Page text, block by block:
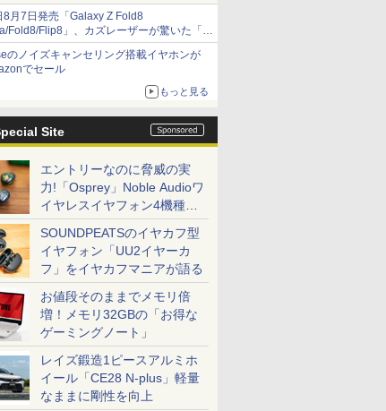
8月7日発売「Galaxy Z Fold8
Fold8/Flip8」、カズレーザーが驚いた「そ
のメニュー並みの薄さ」
のノイズキャンセリング搭載イヤホンが
でセール
もっと見る
Site
エントリーなのに脅威の実
力!「Osprey」Noble Audioワ
イヤレスイヤフォン4機種を
一気に聴く
SOUNDPEATSのイヤカフ型
イヤフォン「UU2イヤーカ
フ」をイヤカフマニアが語る
お値段そのままでメモリ倍
増！メモリ32GBの「お得な
ゲーミングノート」
レイズ鍛造1ピースアルミホ
イール「CE28 N-plus」軽量
なままに剛性を向上